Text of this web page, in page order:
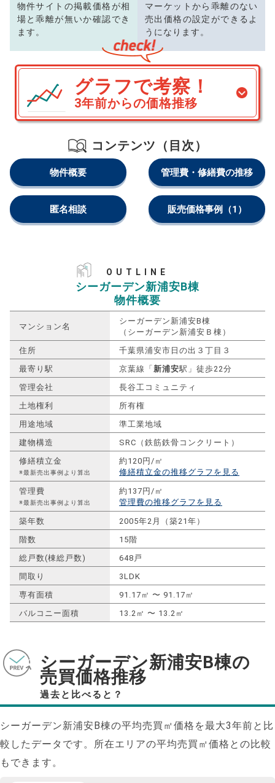
物件サイトの掲載価格が相
場と乖離が無いか確認でき
ます。
マーケットから乖離のない
売出価格の設定ができるよ
うになります。
グラフで考察！
3年前からの価格推移
コンテンツ（目次）
物件概要 管理費・修繕費の推移
匿名相談 販売価格事例 （1）
OUTLINE
シーガーデン新浦安B棟
物件概要
マンション名
シーガーデン新浦安B棟
（シーガーデン新浦安Ｂ棟）
住所
千葉県浦安市日の出３丁目３
最寄り駅
京葉線「新浦安駅」徒歩22分
管理会社
長谷工コミュニティ
土地権利
所有権
用途地域
準工業地域
建物構造
SRC（鉄筋鉄骨コンクリート）
修繕積立金
※最新売出事例より算出
約120円/㎡
修繕積立金の推移グラフを見る
管理費
※最新売出事例より算出
約137円/㎡
管理費の推移グラフを見る
築年数
2005年2月（築21年）
階数
15階
総戸数(棟総戸数)
648戸
間取り
3LDK
専有面積
91.17㎡ 〜 91.17㎡
バルコニー面積
13.2㎡ 〜 13.2㎡
シーガーデン新浦安B棟の
売買価格推移
過去と比べると？
シーガーデン新浦安B棟の平均売買㎡価格を最大3年前と比
較したデータです。所在エリアの平均売買㎡価格との比較
もできます。